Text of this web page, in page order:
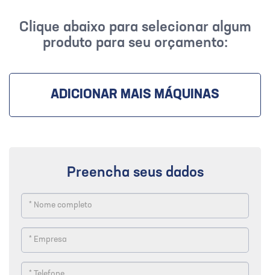
Clique abaixo para selecionar algum
produto para seu orçamento:
ADICIONAR MAIS MÁQUINAS
Preencha seus dados